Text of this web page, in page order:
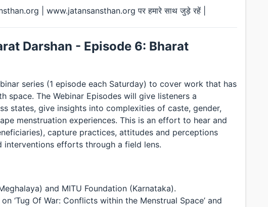
| www.jatansansthan.org पर हमारे साथ जुड़े रहें |
Darshan - Episode 6: Bharat
series (1 episode each Saturday) to cover work that has
space. The Webinar Episodes will give listeners a
states, give insights into complexities of caste, gender,
menstruation experiences. This is an effort to hear and
capture practices, attitudes and perceptions
interventions efforts through a field lens.
and MITU Foundation (Karnataka).
‘Tug Of War: Conflicts within the Menstrual Space’ and